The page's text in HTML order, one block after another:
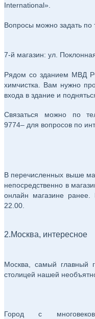
International».
Вопросы можно задать
7-й магазин: ул.
Рядом со зданием МВД
химчистка. Вам нужно
входа в здание и
Связаться можно по
9774– для вопросов по
В перечисленных выше
непосредственно в
онлайн магазине
22.00.
2.Москва, интересное
Москва, самый главный
столицей нашей
Город с